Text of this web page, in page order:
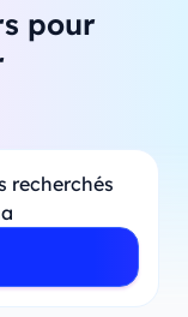
pour
recherchés